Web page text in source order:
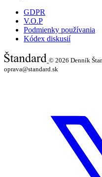
GDPR
V.O.P
Podmienky používania
Kódex diskusií
© 2026 Denník
oprava@standard.sk